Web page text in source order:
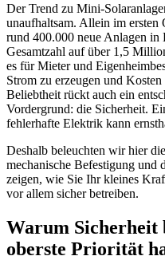
Der Trend zu Mini-
unaufhaltsam. Allein im ersten
rund 400.000 neue Anlagen
Gesamtzahl auf über 1,5
es für Mieter und
Strom zu erzeugen und
Beliebtheit rückt auch ein
Vordergrund: die Sicherheit.
fehlerhafte Elektrik kann
Deshalb beleuchten wir hier
mechanische Befestigung und
zeigen, wie Sie Ihr kleines
vor allem sicher betreiben.
Warum
oberste Priorität